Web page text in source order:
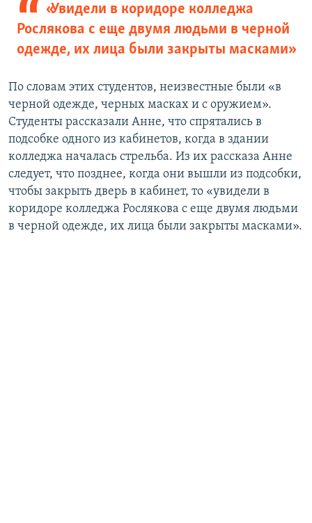
«Увидели в коридоре колледжа
Рослякова с еще двумя людьми в черной
одежде, их лица были закрыты масками»
По словам этих студентов, неизвестные были «в
черной одежде, черных масках и с оружием».
Студенты рассказали Анне, что спрятались в
подсобке одного из кабинетов, когда в здании
колледжа началась стрельба. Из их рассказа Анне
следует, что позднее, когда они вышли из подсобки,
чтобы закрыть дверь в кабинет, то «увидели в
коридоре колледжа Рослякова с еще двумя людьми
в черной одежде, их лица были закрыты масками».